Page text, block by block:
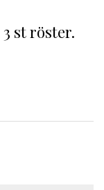
3 st röster.